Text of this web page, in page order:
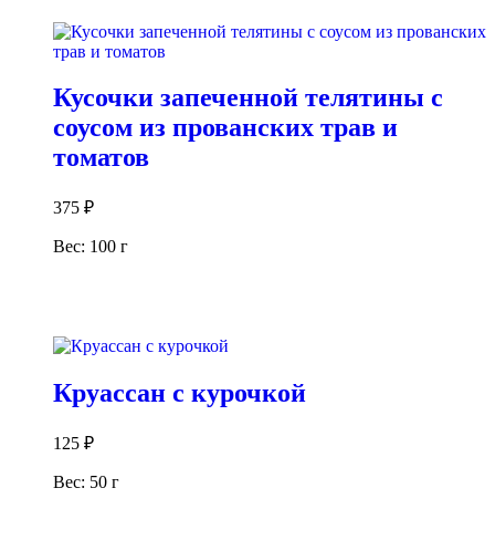
Кусочки запеченной телятины с
соусом из прованских трав и
томатов
375 ₽
Вес: 100 г
Круассан с курочкой
125 ₽
Вес: 50 г